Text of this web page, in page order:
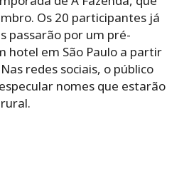
Os 20 participantes já
passarão por um pré-
hotel em São Paulo a partir
redes sociais, o público
nomes que estarão